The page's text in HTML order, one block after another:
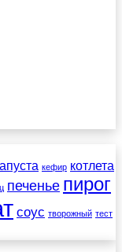
кефир котлета
печенье пирог
соус творожный тест